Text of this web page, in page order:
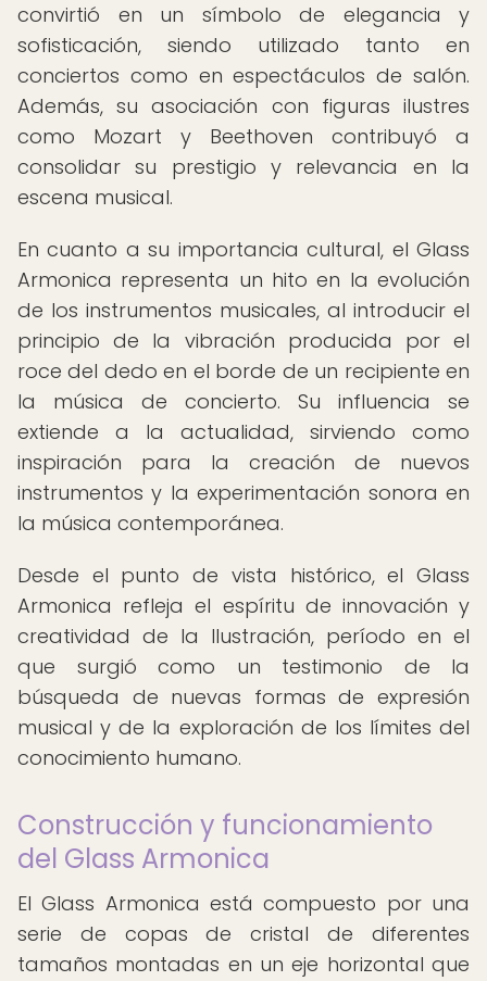
convirtió en un símbolo de elegancia y
sofisticación, siendo utilizado tanto en
conciertos como en espectáculos de salón.
Además, su asociación con figuras ilustres
como Mozart y Beethoven contribuyó a
consolidar su prestigio y relevancia en la
escena musical.
En cuanto a su importancia cultural, el Glass
Armonica representa un hito en la evolución
de los instrumentos musicales, al introducir el
principio de la vibración producida por el
roce del dedo en el borde de un recipiente en
la música de concierto. Su influencia se
extiende a la actualidad, sirviendo como
inspiración para la creación de nuevos
instrumentos y la experimentación sonora en
la música contemporánea.
Desde el punto de vista histórico, el Glass
Armonica refleja el espíritu de innovación y
creatividad de la Ilustración, período en el
que surgió como un testimonio de la
búsqueda de nuevas formas de expresión
musical y de la exploración de los límites del
conocimiento humano.
Construcción y funcionamiento
del Glass Armonica
El Glass Armonica está compuesto por una
serie de copas de cristal de diferentes
tamaños montadas en un eje horizontal que